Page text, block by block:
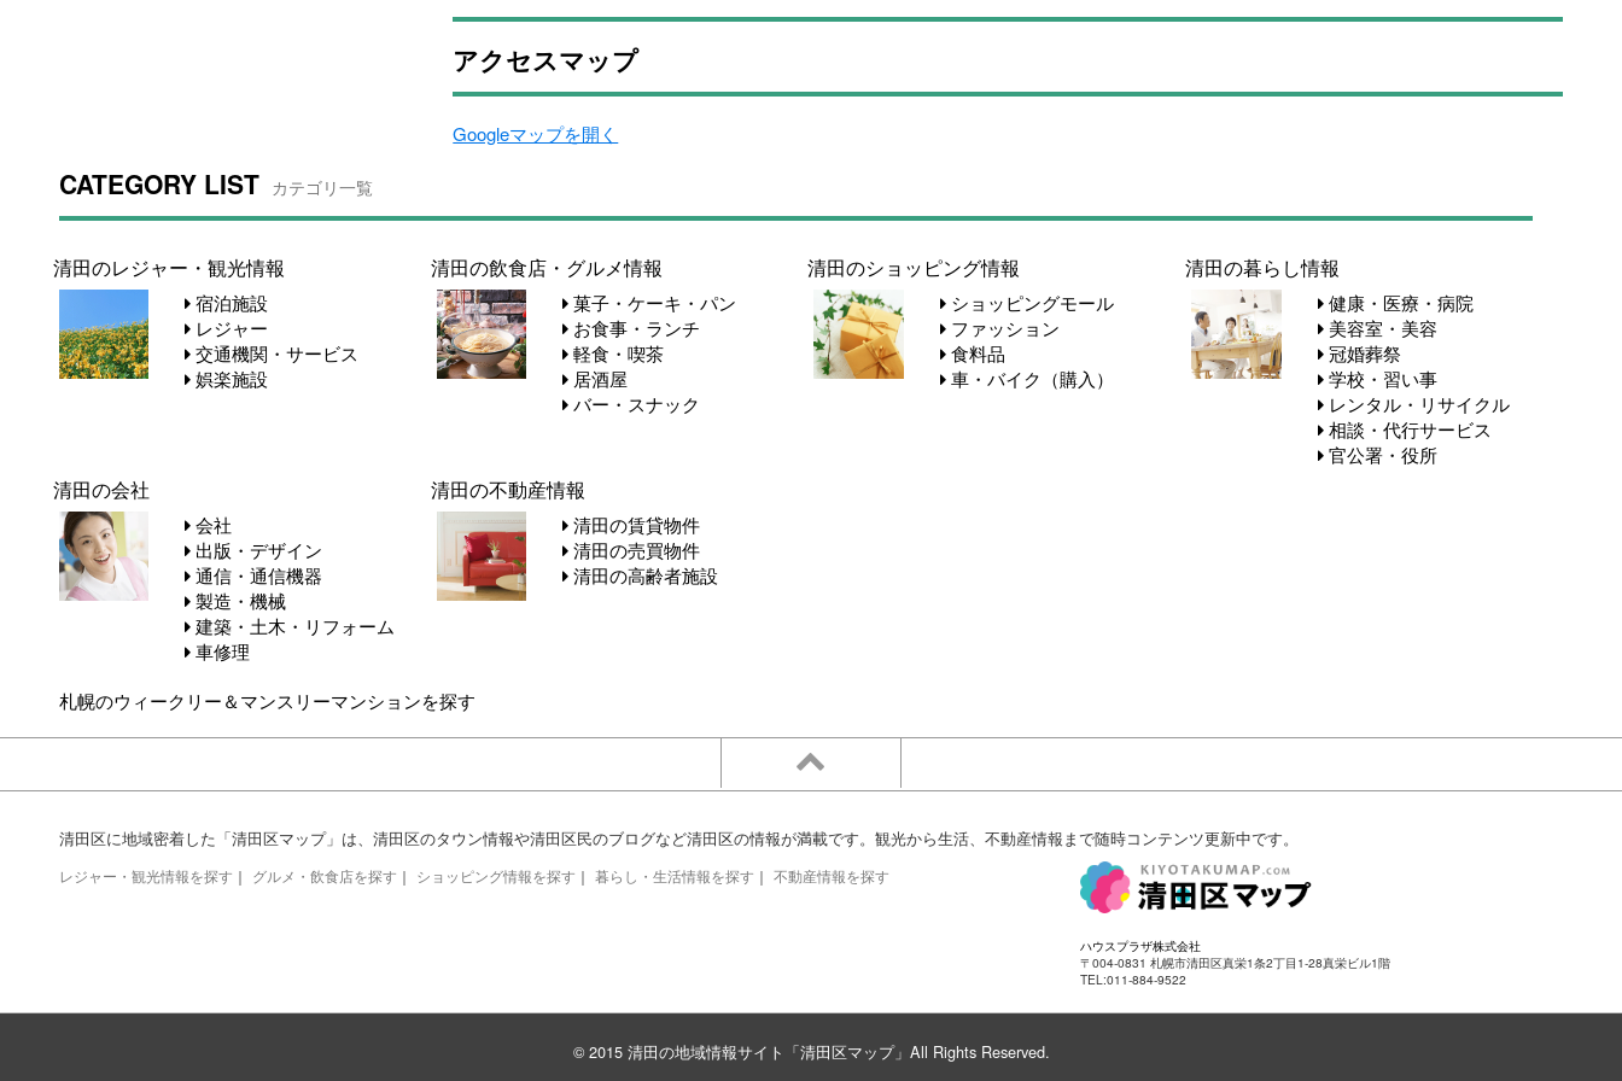
アクセスマップ
Googleマップを開く
CATEGORY LIST カテゴリ一覧
清田のレジャー・観光情報
宿泊施設
レジャー
交通機関・サービス
娯楽施設
清田の飲食店・グルメ情報
菓子・ケーキ・パン
お食事・ランチ
軽食・喫茶
居酒屋
バー・スナック
清田のショッピング情報
ショッピングモール
ファッション
食料品
車・バイク（購入）
清田の暮らし情報
健康・医療・病院
美容室・美容
冠婚葬祭
学校・習い事
レンタル・リサイクル
相談・代行サービス
官公署・役所
清田の会社
会社
出版・デザイン
通信・通信機器
製造・機械
建築・土木・リフォーム
車修理
清田の不動産情報
清田の賃貸物件
清田の売買物件
清田の高齢者施設
札幌のウィークリー＆マンスリーマンションを探す
清田区に地域密着した「清田区マップ」は、清田区のタウン情報や清田区民のブログなど清田区の情報が満載です。観光から生活、不動産情報まで随時コンテンツ更新中です。
レジャー・観光情報を探す ｜ グルメ・飲食店を探す ｜ ショッピング情報を探す ｜ 暮らし・生活情報を探す ｜ 不動産情報を探す
ハウスプラザ株式会社
〒004-0831 札幌市清田区真栄1条2丁目1-28真栄ビル1階
TEL:011-884-9522
© 2015 清田の地域情報サイト「清田区マップ」All Rights Reserved.